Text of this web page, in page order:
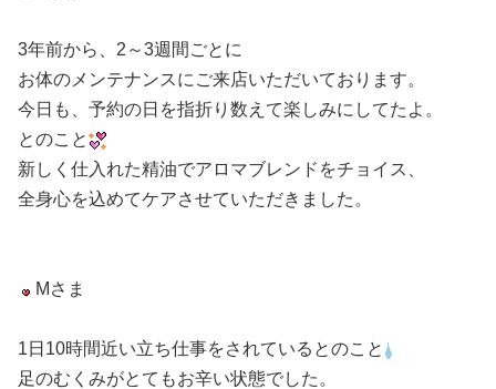
3年前から、2～3週間ごとに
お体のメンテナンスにご来店いただいております。
今日も、予約の日を指折り数えて楽しみにしてたよ。
とのこと
新しく仕入れた精油でアロマブレンドをチョイス、
全身心を込めてケアさせていただきました。
Mさま
1日10時間近い立ち仕事をされているとのこと
足のむくみがとてもお辛い状態でした。